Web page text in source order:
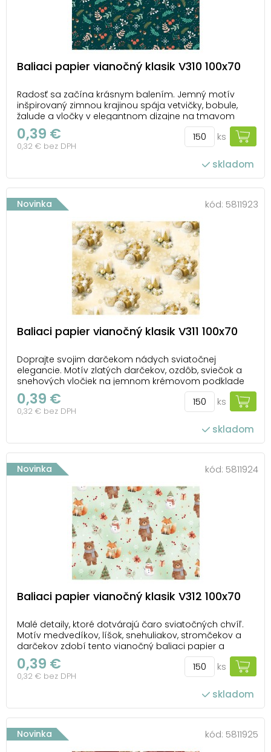
Baliaci papier vianočný klasik V310 100x70
Radosť sa začína krásnym balením. Jemný motív
inšpirovaný zimnou krajinou spája vetvičky, bobule,
žalude a vločky v elegantnom dizajne na tmavom
podklade. Tento vianočný baliaci papier dodá
každému balíčku hrejivú sviatočnú atmosféru a
pomôže vytvoriť čaro chvíľ strávených s blízkymi.
počet ks v balení: 150
0,39 €
0,32 € bez DPH
ks
skladom
Novinka kód: 5811923
Baliaci papier vianočný klasik V311 100x70
Doprajte svojim darčekom nádych sviatočnej
elegancie. Motív zlatých darčekov, ozdôb, sviečok a
snehových vločiek na jemnom krémovom podklade
zdobí vianočný baliaci papier v luxusnom vyhotovení.
Kombinácia svetlých odtieňov a zlatých detailov
dodáva baleniu slávnostný vzhľad a krásne doplní
počet ks v balení: 150
0,39 €
0,32 € bez DPH
ks
skladom
Novinka kód: 5811924
Baliaci papier vianočný klasik V312 100x70
Malé detaily, ktoré dotvárajú čaro sviatočných chvíľ.
Motív medvedíkov, líšok, snehuliakov, stromčekov a
darčekov zdobí tento vianočný baliaci papier a
prináša hravú kombináciu zimných symbolov, ktoré
neodmysliteľne patria k obdobiu plnému radosti a
prekvapení. Jemné farby a ilustrácie plné milýc...
0,39 €
0,32 € bez DPH
ks
skladom
Novinka kód: 5811925